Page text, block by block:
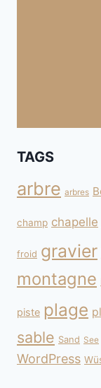
TAGS
arbre arbres
champ chapelle
froid gravier
montagne
piste plage
sable Sand See
WordPress